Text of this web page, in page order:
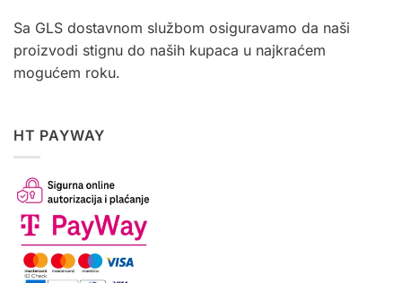
Sa GLS dostavnom službom osiguravamo da naši
proizvodi stignu do naših kupaca u najkraćem
mogućem roku.
HT PAYWAY